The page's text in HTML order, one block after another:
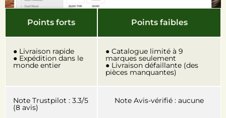
Points forts Points faibles
● Livraison rapide
● Expédition dans le
monde entier
● Catalogue limité à 9
marques seulement
● Livraison défaillante (des
pièces manquantes)
Note Trustpilot : 3.3/5
(8 avis)
Note Avis-vérifié : aucune